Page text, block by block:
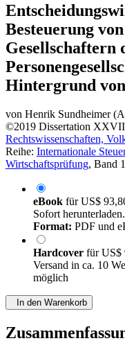
Besteuerung
Gesellschaftern
Hintergrund
von Henrik Sundheimer
©2019 Dissertation
Rechtswissenschaften,
Reihe: Internationale
Wirtschaftsprüfung, Band
eBook fürUS$
Sofort
Format: PDF und
Hardcover fürUS$
Versand in ca. 10
möglich
In den Warenkorb